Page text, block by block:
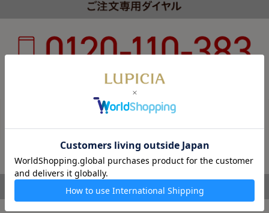
カスタマーハラスメントについて